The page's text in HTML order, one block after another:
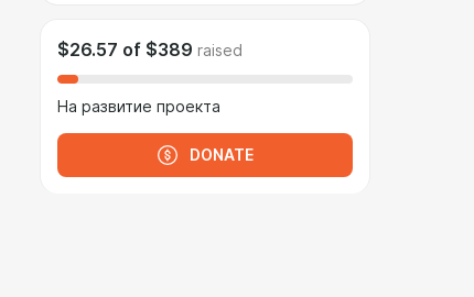
$26.57 of $389 raised
На развитие проекта
DONATE